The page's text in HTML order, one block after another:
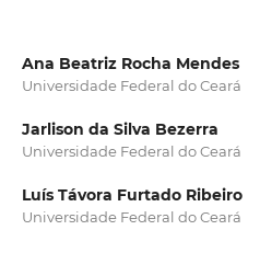
Ana Beatriz Rocha Mendes
Universidade Federal do Ceará
Jarlison da Silva Bezerra
Universidade Federal do Ceará
Luís Távora Furtado Ribeiro
Universidade Federal do Ceará